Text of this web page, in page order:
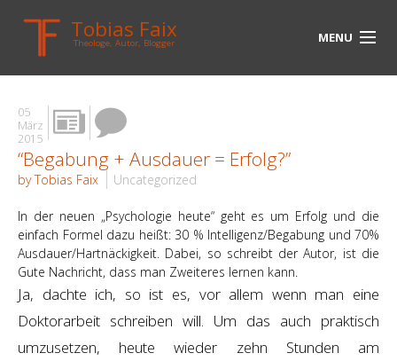
Tobias Faix
Theologe, Autor, Blogger MENU
HOME
BLOG
BIOGRAPHIE
UNTERWEGS
MEDIEN
LINKS
05
März
2015
“Begabung + Ausdauer = Erfolg?”
by Tobias Faix Uncategorized
In der neuen „Psychologie heute“ geht es um Erfolg und die
einfach Formel dazu heißt: 30 % Intelligenz/Begabung und 70%
Ausdauer/Hartnäckigkeit. Dabei, so schreibt der Autor, ist die
Gute Nachricht, dass man Zweiteres lernen kann.
Ja, dachte ich, so ist es, vor allem wenn man eine
Doktorarbeit schreiben will. Um das auch praktisch
umzusetzen, heute wieder zehn Stunden am